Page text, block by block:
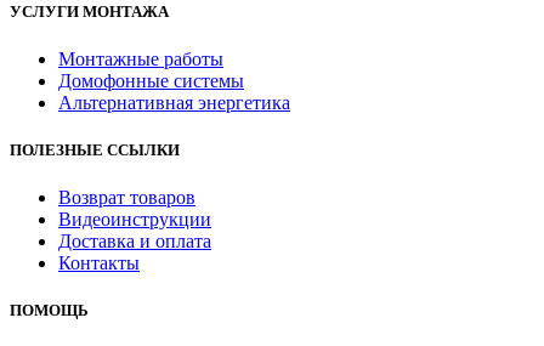
УСЛУГИ МОНТАЖА
Монтажные работы
Домофонные системы
Альтернативная энергетика
ПОЛЕЗНЫЕ ССЫЛКИ
Возврат товаров
Видеоинструкции
Доставка и оплата
Контакты
ПОМОЩЬ